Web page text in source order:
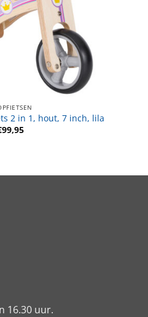
2 in 1, hout, 7 inch, lila
99,95
16.30 uur.